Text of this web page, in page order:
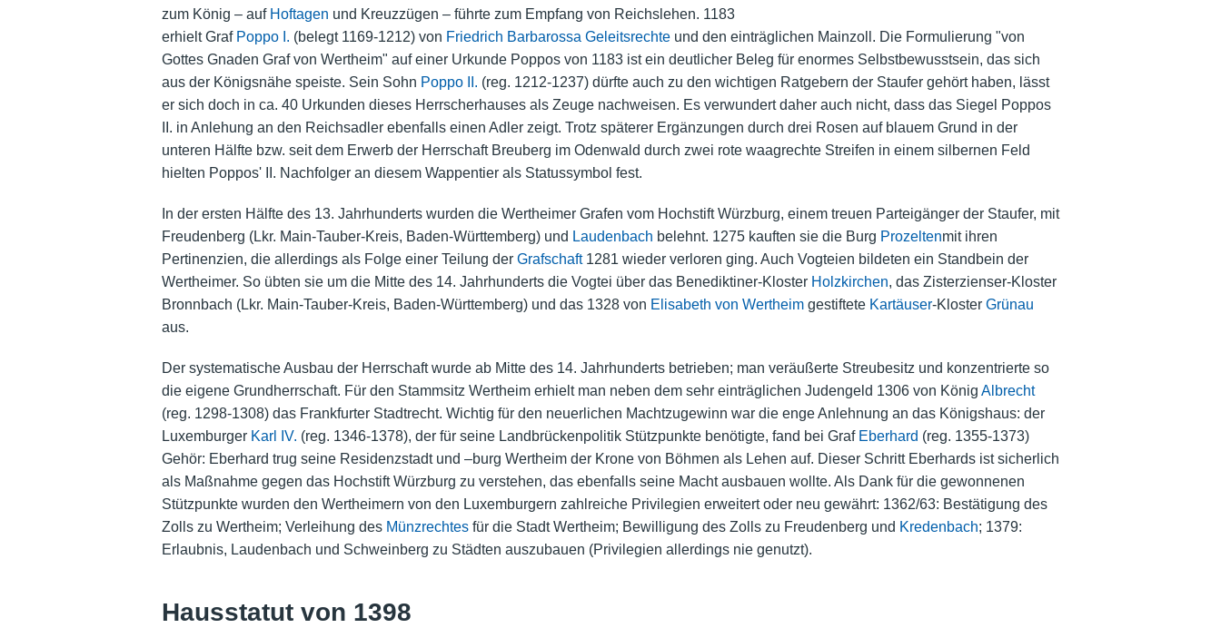
zum König – auf Hoftagen und Kreuzzügen – führte zum Empfang von Reichslehen. 1183
erhielt Graf Poppo I. (belegt 1169-1212) von Friedrich Barbarossa Geleitsrechteund den einträglichen Mainzoll . Die Formulierung "von
Gottes Gnaden Graf von Wertheim" auf einer Urkunde Poppos von 1183 ist ein deutlicher Beleg für enormes Selbstbewusstsein, das sich
aus der Königsnähe speiste. Sein Sohn Poppo II. (reg. 1212-1237) dürfte auch zu den wichtigen Ratgebern der Staufer gehört haben, lässt
er sich doch in ca. 40 Urkunden dieses Herrscherhauses als Zeuge nachweisen. Es verwundert daher auch nicht, dass das Siegel Poppos
II. in Anlehung an den Reichsadler ebenfalls einen Adler zeigt. Trotz späterer Ergänzungen durch drei Rosen auf blauem Grund in der
unteren Hälfte bzw. seit dem Erwerb der Herrschaft Breuberg im Odenwald durch zwei rote waagrechte Streifen in einem silbernen Feld
hielten Poppos' II. Nachfolger an diesem Wappentier als Statussymbol fest.
In der ersten Hälfte des 13. Jahrhunderts wurden die Wertheimer Grafen vom Hochstift Würzburg, einem treuen Parteigänger der Staufer, mit
Freudenberg (Lkr. Main-Tauber-Kreis, Baden-Württemberg) und Laudenbach belehnt. 1275 kauften sie die Burg Prozeltenmit ihren
Pertinenzien, die allerdings als Folge einer Teilung der Grafschaft1281 wieder verloren ging. Auch Vogteien bildeten ein Standbein der
Wertheimer. So übten sie um die Mitte des 14. Jahrhunderts die Vogtei über das Benediktiner-Kloster Holzkirchen, das Zisterzienser-Kloster
Bronnbach (Lkr. Main-Tauber-Kreis, Baden-Württemberg) und das 1328 von Elisabeth von Wertheimgestiftete Kartäuser-Kloster Grünau
aus.
Der systematische Ausbau der Herrschaft wurde ab Mitte des 14. Jahrhunderts betrieben; man veräußerte Streubesitz und konzentrierte so
die eigene Grundherrschaft. Für den Stammsitz Wertheim erhielt man neben dem sehr einträglichen Judengeld 1306 von König Albrecht
(reg. 1298-1308) das Frankfurter Stadtrecht. Wichtig für den neuerlichen Machtzugewinn war die enge Anlehnung an das Königshaus: der
Luxemburger Karl IV. (reg. 1346-1378), der für seine LandbrückenpolitikStützpunkte benötigte, fand bei Graf Eberhard (reg. 1355-1373)
Gehör: Eberhard trug seine Residenzstadtund –burg Wertheim der Krone von Böhmen als Lehen auf. Dieser Schritt Eberhards ist sicherlich
als Maßnahme gegen das Hochstift Würzburg zu verstehen, das ebenfalls seine Macht ausbauen wollte. Als Dank für die gewonnenen
Stützpunkte wurden den Wertheimern von den Luxemburgern zahlreiche Privilegien erweitert oder neu gewährt: 1362/63: Bestätigung des
Zolls zu Wertheim; Verleihung des Münzrechtesfür die Stadt Wertheim; Bewilligung des Zolls zu Freudenberg und Kredenbach; 1379:
Erlaubnis, Laudenbach und Schweinberg zu Städten auszubauen (Privilegien allerdings nie genutzt).
Hausstatut von 1398